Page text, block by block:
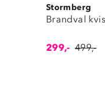
Stormberg
Brandval
299,- 499,-